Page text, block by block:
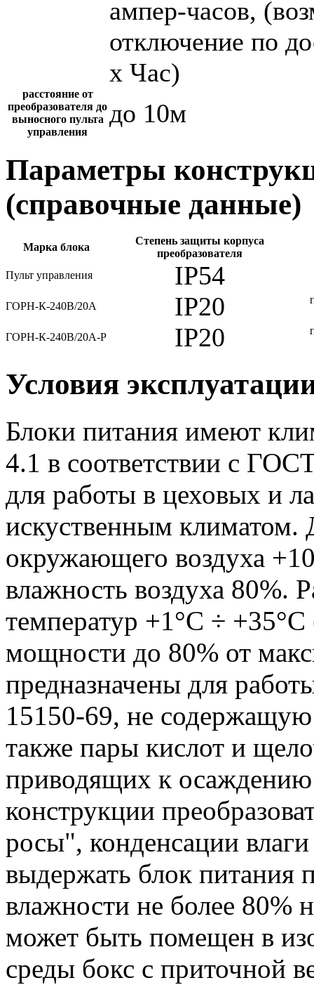
ампер-часов,
отключение по
х Час)
расстояние от
преобразователя до
выносного пульта
управления
до 10м
Параметры
(справочные данные)
Марка блока
Степень защиты корпуса
преобразователя
Пульт управления
IP54
ГОРН-К-240В/20А IP20
ГОРН-К-240В/20А-Р IP20
Условия
Блоки питания имеют
4.1 в соответствии с
для работы в цеховых и
искуственным климатом.
окружающего воздуха
влажность воздуха 80%.
температур +1°С ÷
мощности до 80% от
предназначены для
15150-69, не
также пары кислот и
приводящих к осаждению
конструкции
росы", конденсации
выдержать блок питания
влажности не более 80%
может быть помещен в
среды бокс с приточной